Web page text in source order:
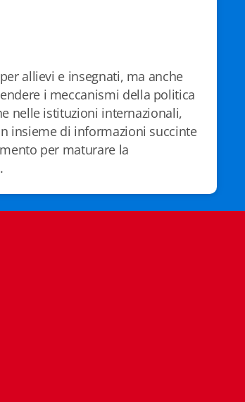
allievi e insegnati, ma anche
i meccanismi della politica
nelle istituzioni internazionali,
insieme di informazioni succinte
per maturare la